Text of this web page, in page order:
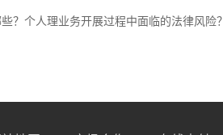
？个人理业务开展过程中面临的法律风险？